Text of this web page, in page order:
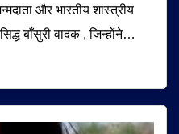
और भारतीय शास्त्रीय
बाँसुरी वादक , जिन्होंने…